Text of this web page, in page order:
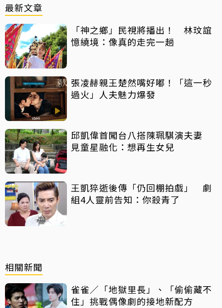
最新文章
「神之鄉」民視將播出！ 林玟誼
憶繞境：像真的走完一趟
張凌赫親王楚然嘴好嘟！「這一秒
過火」人夫魅力爆發
邱凱偉首闖台八搭陳珮騏演夫妻
見童星融化：想再生女兒
王凱猝逝後傳「仍回棚拍戲」 劇
組4人靈前告知：你殺青了
相關新聞
雀雀／「地獄里長」、「偷偷藏不
住」挑戰偶像劇的接地新配方